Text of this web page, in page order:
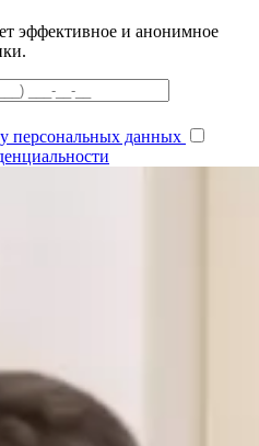
эффективное и анонимное
персональных данных